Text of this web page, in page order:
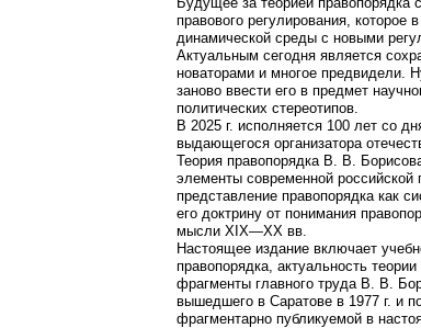
правового регулирования,
динамической среды с новыми
Актуальным сегодня является
новаторами и многое предвидели.
заново ввести его в предмет
политических стереотипов.
В 2025 г. исполняется 100 лет со
выдающегося организатора
Теория правопорядка В. В.
элементы современной
представление правопорядка как
его доктрину от понимания
мысли ХIХ—ХХ вв.
Настоящее издание включает
правопорядка, актуальность
фрагменты главного труда В. В.
вышедшего в Саратове в 1977 г. и
фрагментарно публикуемой в